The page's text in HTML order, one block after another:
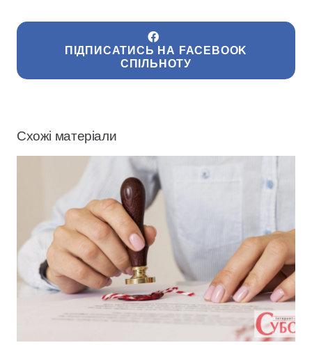
ПІДПИСАТИСЬ НА FACEBOOK
СПІЛЬНОТУ
Схожі матеріали